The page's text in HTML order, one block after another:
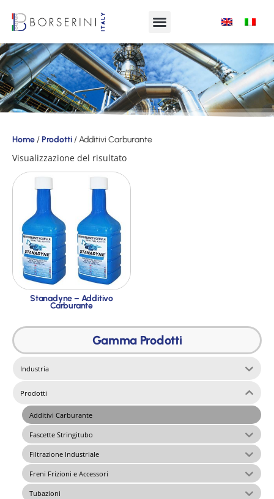
Gamma
Prodotti
Gamma Prodotti
Industria
Prodotti
Additivi Carburante
Fascette Stringitubo
Filtrazione Industriale
Freni Frizioni e Accessori
Tubazioni
Home /Prodotti / Additivi Carburante
Visualizzazione del risultato
Stanadyne – Additivo
Carburante